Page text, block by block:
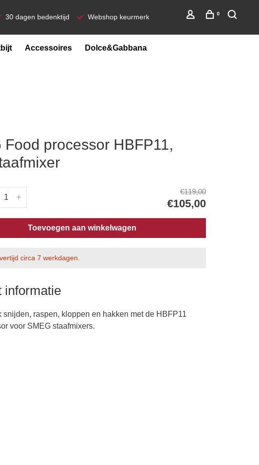
30 dagen bedenktijd Webshop keurmerk 0
Accessoires
Dolce&Gabbana
Food processor HBFP11,
+
€119,00
€105,00
Toevoegen aan winkelwagen
circa 7 werkdagen.
informatie
snijden, raspen, kloppen en hakken met de HBFP11
voor SMEG staafmixers.